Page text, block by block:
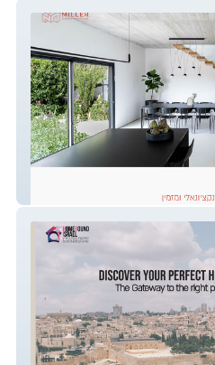
סטודיו מילר אדריכלות ועיצוב פנים